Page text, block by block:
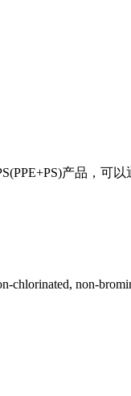
产品，可
non-